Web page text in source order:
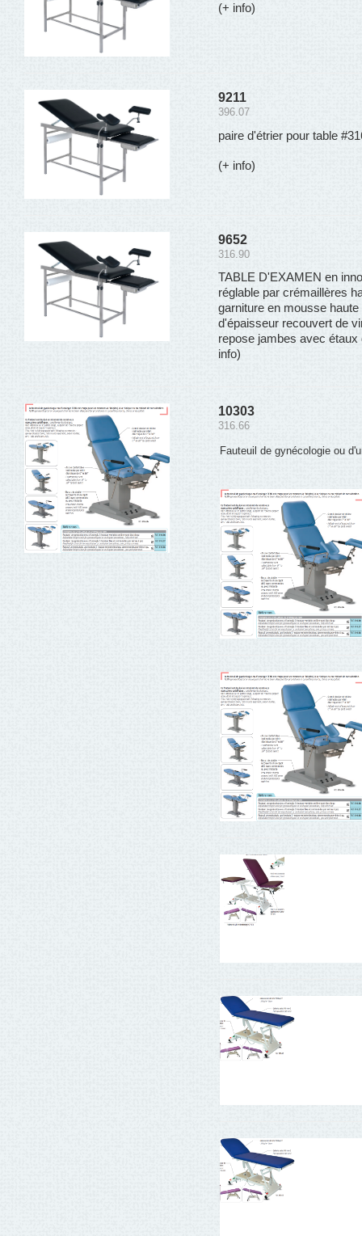
(+ info)
9211
396.07
paire d'étrier pour table
(+ info)
9652
316.90
TABLE D'EXAMEN en
réglable par crémaillères
garniture en mousse
d'épaisseur recouvert de
repose jambes avec étaux
info)
10303
316.66
Fauteuil de gynécologie ou